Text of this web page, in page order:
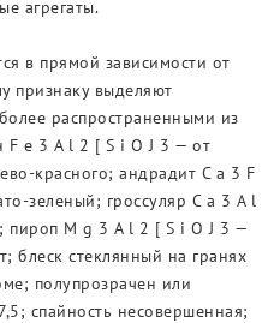
агрегаты.
в прямой зависимости от
признаку выделяют
распространенными из
F e 3 A l 2 [ S i O J 3 — от
красного; андрадит C a 3 F
зеленый; гроссуляр C a 3 A l
пироп M g 3 A l 2 [ S i O J 3 —
блеск стеклянный на гранях
полупрозрачен или
спайность несовершенная;